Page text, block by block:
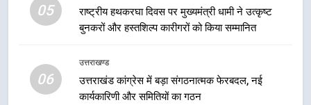
05
राष्ट्रीय हथकरघा दिवस पर मुख्यमंत्री धामी ने उत्कृष्ट
बुनकरों और हस्तशिल्प कारीगरों को किया सम्मानित
06
उत्तराखण्ड
उत्तराखंड कांग्रेस में बड़ा संगठनात्मक फेरबदल, नई
कार्यकारिणी और समितियों का गठन
निर्देश, सुरक्षा मानकों से कोई समझौता
नहींः डीएम
1
न्याय पंचायत से राज्य स्तर तक होगा
प्रतिभा का प्रदर्शन
उत्तराखण्ड